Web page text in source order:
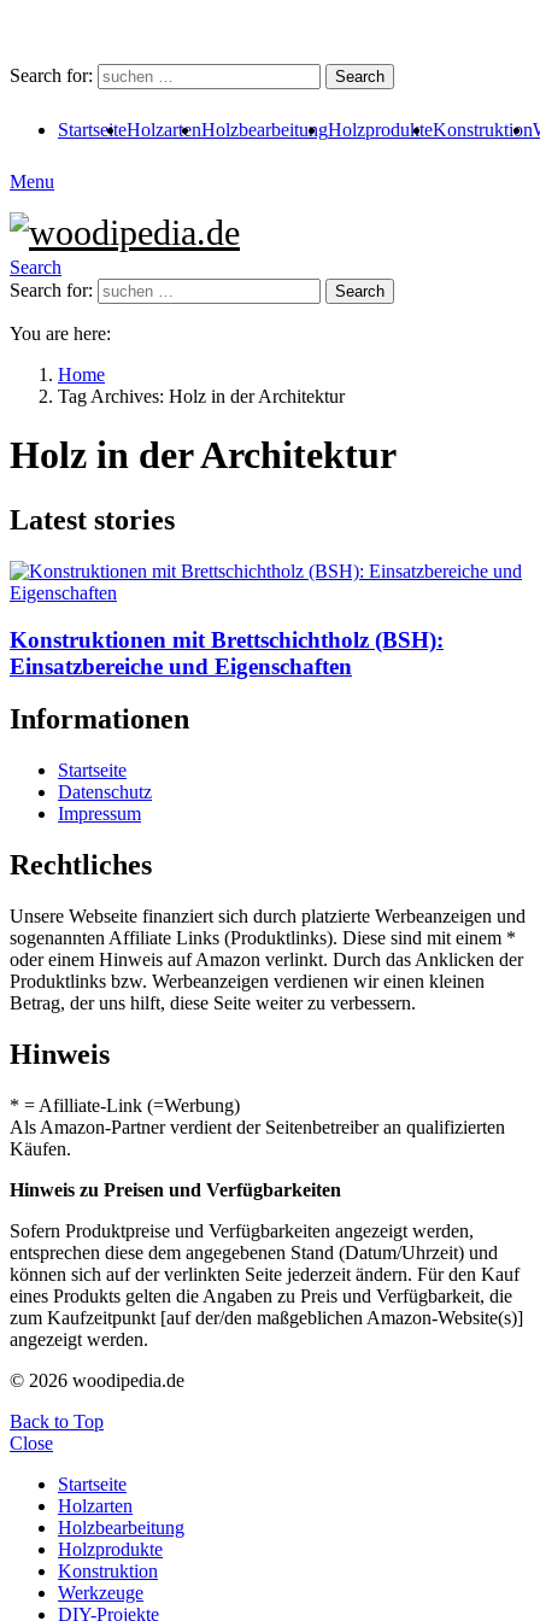
Search for: Search
StartseiteHolzartenHolzbearbeitungHolzprodukteKonstruktion
Menu
Search
Search for:
Search
You are here:
Home
Tag Archives: Holz in der Architektur
Holz in der Architektur
Latest stories
Konstruktionen mit Brettschichtholz (BSH):
Einsatzbereiche und Eigenschaften
Informationen
Startseite
Datenschutz
Impressum
Rechtliches
Unsere Webseite finanziert sich durch platzierte Werbeanzeigen und
sogenannten Affiliate Links (Produktlinks). Diese sind mit einem *
oder einem Hinweis auf Amazon verlinkt. Durch das Anklicken der
Produktlinks bzw. Werbeanzeigen verdienen wir einen kleinen
Betrag, der uns hilft, diese Seite weiter zu verbessern.
Hinweis
* = Afilliate-Link (=Werbung)
Als Amazon-Partner verdient der Seitenbetreiber an qualifizierten
Käufen.
Hinweis zu Preisen und Verfügbarkeiten
Sofern Produktpreise und Verfügbarkeiten angezeigt werden,
entsprechen diese dem angegebenen Stand (Datum/Uhrzeit) und
können sich auf der verlinkten Seite jederzeit ändern. Für den Kauf
eines Produkts gelten die Angaben zu Preis und Verfügbarkeit, die
zum Kaufzeitpunkt [auf der/den maßgeblichen Amazon-Website(s)]
angezeigt werden.
© 2026 woodipedia.de
Back to Top
Close
Startseite
Holzarten
Holzbearbeitung
Holzprodukte
Konstruktion
Werkzeuge
DIY-Projekte